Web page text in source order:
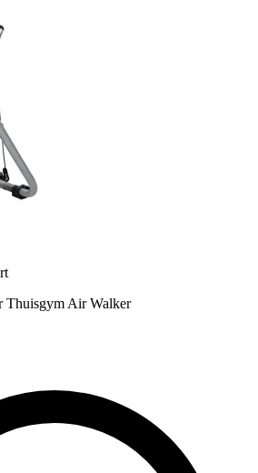
Thuisgym Air Walker